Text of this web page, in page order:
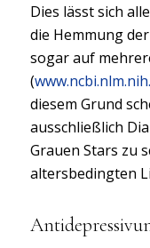
Dies lässt sich
die Hemmung
sogar auf
(
diesem Grund
ausschließlich
Grauen Stars zu
altersbedingten